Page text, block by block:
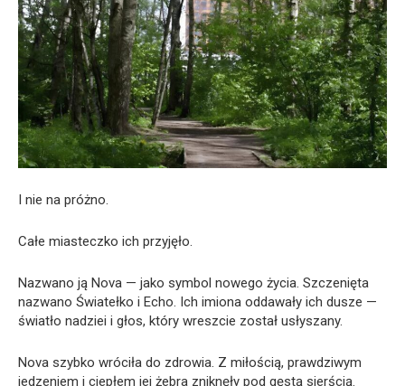
I nie na próżno.
Całe miasteczko ich przyjęło.
Nazwano ją Nova — jako symbol nowego życia. Szczenięta
nazwano Światełko i Echo. Ich imiona oddawały ich dusze —
światło nadziei i głos, który wreszcie został usłyszany.
Nova szybko wróciła do zdrowia. Z miłością, prawdziwym
jedzeniem i ciepłem jej żebra zniknęły pod gęstą sierścią.